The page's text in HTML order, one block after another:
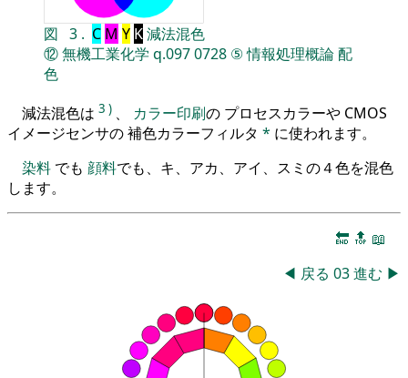
図 3 . C M Y K減法混色
⑫無機工業化学 q.0970728 ⑤情報処理概論配
色
減法混色は 3 ) 、 カラー印刷の プロセスカラーや CMOS
イメージセンサの 補色カラーフィルタ * に使われます。
染料 でも 顔料でも、キ、アカ、アイ、スミの４色を混色
します。
🔚 🔝 📖
◀ 戻る 03進む ▶